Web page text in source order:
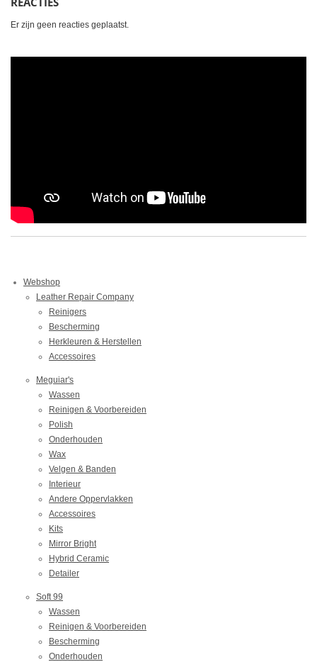
Er zijn geen reacties geplaatst.
Webshop
Leather Repair Company
Reinigers
Bescherming
Herkleuren & Herstellen
Accessoires
Meguiar's
Wassen
Reinigen & Voorbereiden
Polish
Onderhouden
Wax
Velgen & Banden
Interieur
Andere Oppervlakken
Accessoires
Kits
Mirror Bright
Hybrid Ceramic
Detailer
Soft 99
Wassen
Reinigen & Voorbereiden
Bescherming
Onderhouden